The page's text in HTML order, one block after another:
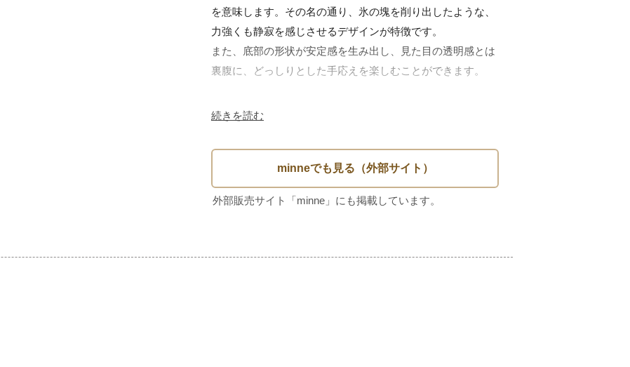
を意味します。その名の通り、氷の塊を削り出したような、
力強くも静寂を感じさせるデザインが特徴です。
また、底部の形状が安定感を生み出し、見た目の透明感とは
裏腹に、どっしりとした手応えを楽しむことができます。
ロゴシールには「iittala FINLAND」の文字。こちらのロゴは
な状態で残っています。
■ コンディションについて（必ずご確認ください）
おそらく未使用保管品ですが、１客の内側に小さなキズが１
続きを読む